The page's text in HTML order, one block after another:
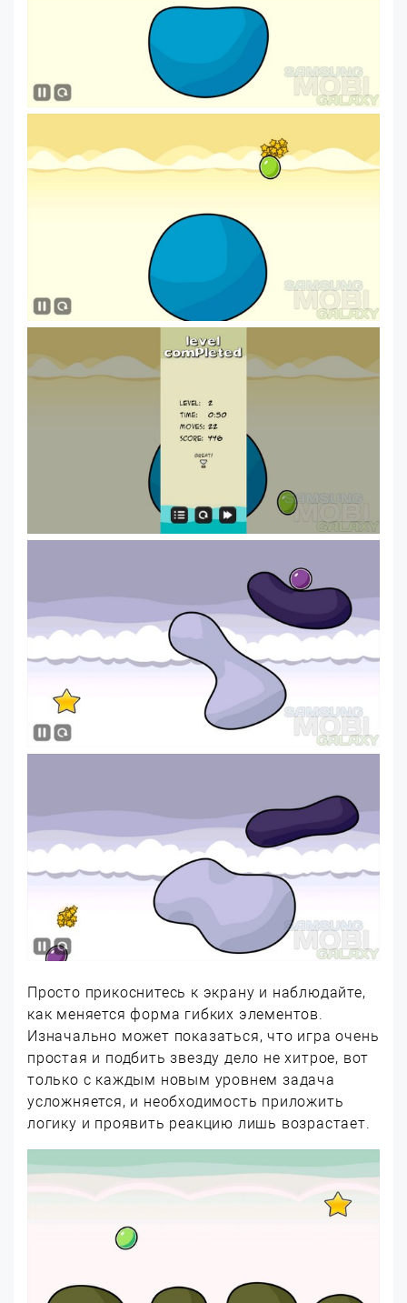
Просто прикоснитесь к экрану и наблюдайте,
как меняется форма гибких элементов.
Изначально может показаться, что игра очень
простая и подбить звезду дело не хитрое, вот
только с каждым новым уровнем задача
усложняется, и необходимость приложить
логику и проявить реакцию лишь возрастает.